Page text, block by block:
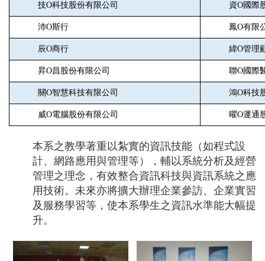
技O科技股份有限公司 資O國際
沛O斯行 鳳O有限
辰O商行 緯O管理
昇O昌股份有限公司 聯O國際
關O智慧科技有限公司 鴻O科技
威O電腦股份有限公司 曜O運通
本系之教學著重以紮實的資訊技能（如程式設
計、網路應用與管理等），輔以系統分析及經營
管理之理念，有效整合資訊科技與資訊系統之應
用技術。未來亦將擴大辦理企業參訪、企業實習
及服務學習等，使本系學生之資訊水準能大幅提
升。